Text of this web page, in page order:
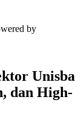
by
Unisba
dan High-